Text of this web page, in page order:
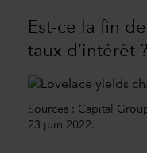
Est-ce la fin
taux d’intérêt ?
Sources : Capital
23 juin 2022.